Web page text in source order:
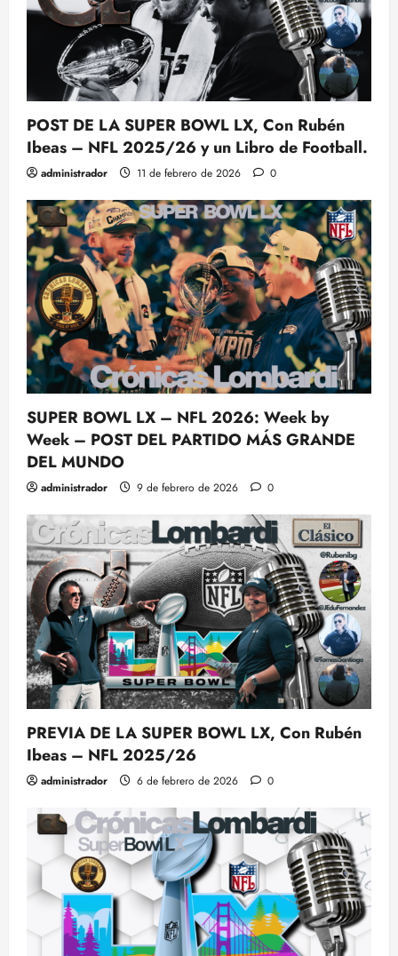
POST DE LA SUPER BOWL LX, Con Rubén
Ibeas – NFL 2025/26 y un Libro de Football.
administrador 11 de febrero de 2026 0
SUPER BOWL LX – NFL 2026: Week by
Week – POST DEL PARTIDO MÁS GRANDE
DEL MUNDO
administrador 9 de febrero de 2026 0
PREVIA DE LA SUPER BOWL LX, Con Rubén
Ibeas – NFL 2025/26
administrador 6 de febrero de 2026 0